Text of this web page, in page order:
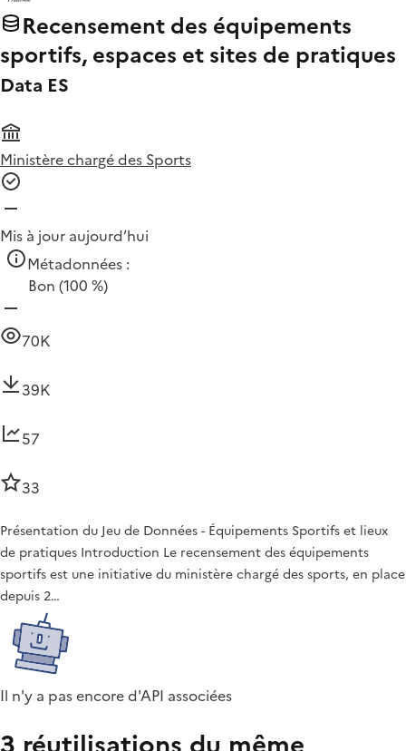
Recensement des équipements
sportifs, espaces et sites de pratiques
Data ES
Ministère chargé des Sports
Mis à jour aujourd’hui
Métadonnées :
Bon (100 %)
70K
39K
57
33
Présentation du Jeu de Données - Équipements Sportifs et lieux
de pratiques Introduction Le recensement des équipements
sportifs est une initiative du ministère chargé des sports, en place
depuis 2…
Il n'y a pas encore d'API associées